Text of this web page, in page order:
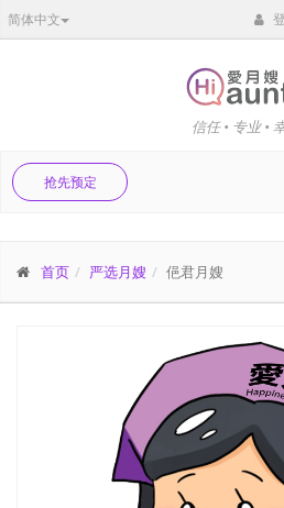
简体中文
信任 • 专业 •
抢先预定
首页 严选月嫂 俋君月嫂